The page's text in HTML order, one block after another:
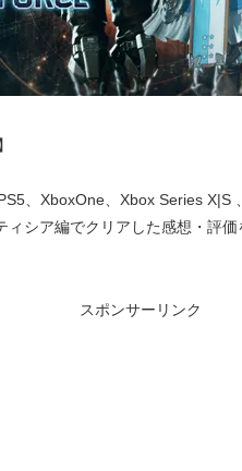
、XboxOne、Xbox Series X|S
ィシア編でクリアした感想・評
スポンサーリンク